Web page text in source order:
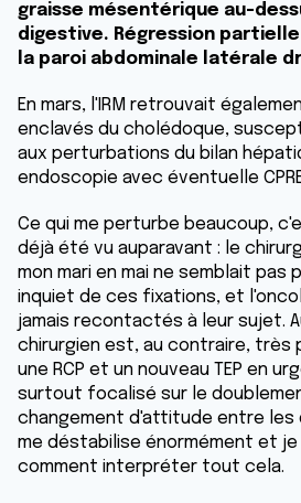
graisse mésentérique au-
digestive. Régression
la paroi abdominale latérale
En mars, l'IRM retrouvait
enclavés du cholédoque,
aux perturbations du bilan
endoscopie avec éventuelle
Ce qui me perturbe beaucoup,
déjà été vu auparavant : le
mon mari en mai ne semblait pas
inquiet de ces fixations, et
jamais recontactés à leur sujet.
chirurgien est, au contraire, très
une RCP et un nouveau TEP en
surtout focalisé sur le
changement d'attitude entre les
me déstabilise énormément et je
comment interpréter tout cela.